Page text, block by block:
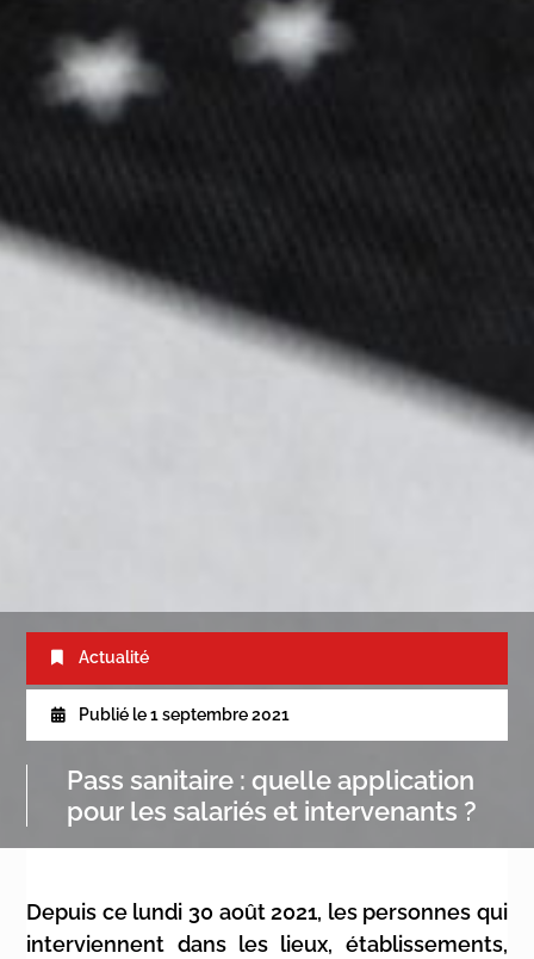
Actualité
Publié le 1 septembre 2021
Pass sanitaire : quelle application
pour les salariés et intervenants ?
Depuis ce lundi 30 août 2021, les personnes qui
interviennent dans les lieux, établissements,